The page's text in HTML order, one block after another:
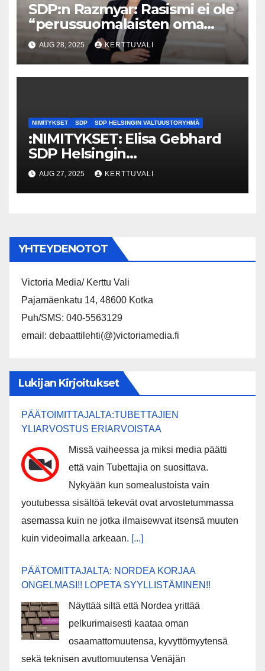
SDP:n Razmyar: Rasismi ei ole
“perussuomalaisten oma
kanta”, vaan koko hallituksen
ongelma
AUG 28, 2025 KERTTUVALI
NIMITYKSET SDP SDP HELSINGIN VALTUUSTORYHMÄ
:NIMITYKSET: Elisa Gebhard
SDP Helsingin
valtuustoryhmän
puheenjohtajaksi
AUG 27, 2025 KERTTUVALI
YHTEYDENOTOT
Victoria Media/ Kerttu Vali
Pajamäenkatu 14, 48600 Kotka
Puh/SMS: 040-5563129
email: debaattilehti(@)victoriamedia.fi
Lukijan Kirjoitukset
PÄÄTOIMITTAJALTA:TUBETTAJIEN
YLIARVOSTUS ERIARVOISTAA
Missä vaiheessa ja miksi media päätti
että vain Tubettajia on suosittava.
Nykyään kun somealustoista vain
youtubessa sisältöä tekevät ovat arvostetummassa
asemassa kuin ne jotka ilmaisewvat itsensä muuten
kuin videoimalla arkeaan. [...]
PÄÄTOMITTAJALTA: NORDEA KORJAA
ONGELMASI!! LOPETA SYYLLISTÄMINEN!!
Näyttää siltä että Nordea yrittää
pelkurimaisesti kaataa oman
osaamattomuutensa, kyvyttömyytensä
sekä teknisen avuttomuutensa Venäjän